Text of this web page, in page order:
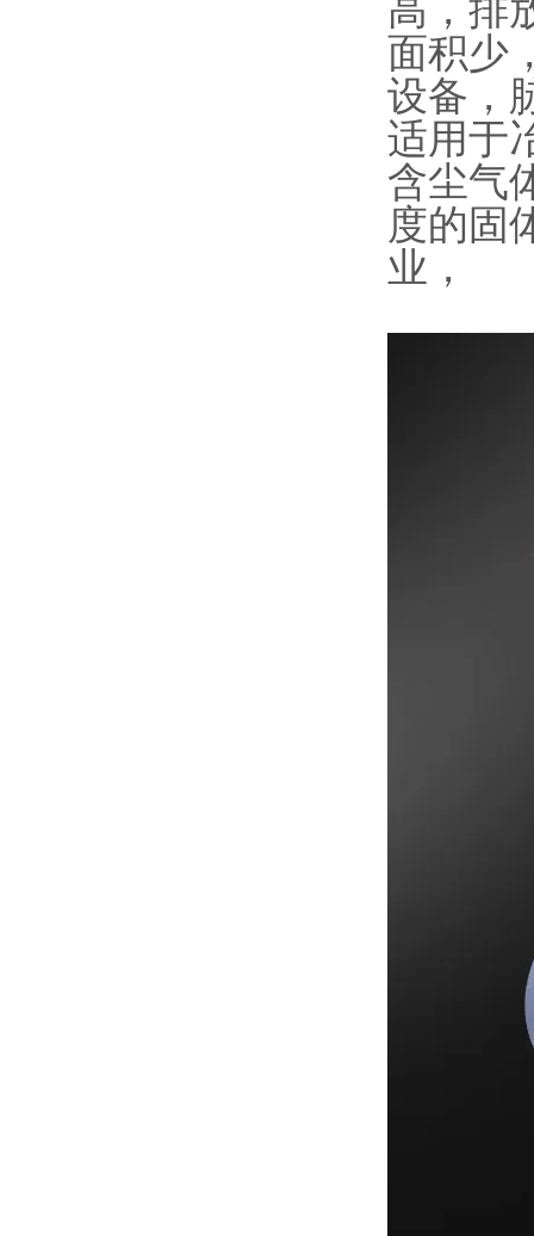
高，排
面积少
设备，
适用于
含尘气
度的固
业，